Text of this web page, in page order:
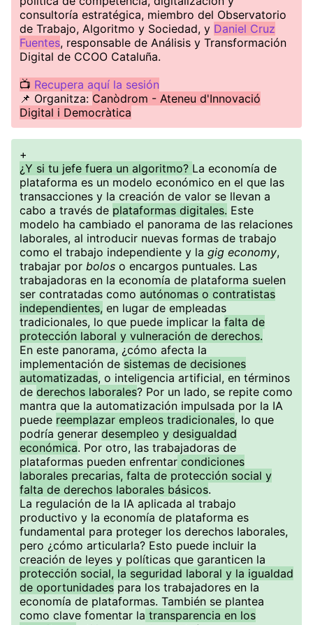
consultoría estratégica, miembro del Observatorio
de Trabajo, Algoritmo y Sociedad, y Daniel Cruz
Fuentes, responsable de Análisis y Transformación
Digital de CCOO Cataluña.
📺 Recupera aquí la sesión
📌 Organitza: Canòdrom - Ateneu d'Innovació
Digital i Democràtica
+
¿Y si tu jefe fuera un algoritmo? La economía de
plataforma es un modelo económico en el que las
transacciones y la creación de valor se llevan a
cabo a través de plataformas digitales. Este
modelo ha cambiado el panorama de las relaciones
laborales, al introducir nuevas formas de trabajo
como el trabajo independiente y la gig economy,
trabajar por bolos o encargos puntuales. Las
trabajadoras en la economía de plataforma suelen
ser contratadas como autónomas o contratistas
independientes, en lugar de empleadas
tradicionales, lo que puede implicar la falta de
protección laboral y vulneración de derechos.
En este panorama, ¿cómo afecta la
implementación de sistemas de decisiones
automatizadas, o inteligencia artificial, en términos
de derechos laborales? Por un lado, se repite como
mantra que la automatización impulsada por la IA
puede reemplazar empleos tradicionales, lo que
podría generar desempleo y desigualdad
económica. Por otro, las trabajadoras de
plataformas pueden enfrentar condiciones
laborales precarias, falta de protección social y
falta de derechos laborales básicos.
La regulación de la IA aplicada al trabajo
productivo y la economía de plataforma es
fundamental para proteger los derechos laborales,
pero ¿cómo articularla? Esto puede incluir la
creación de leyes y políticas que garanticen la
protección social, la seguridad laboral y la igualdad
de oportunidades para los trabajadores en la
economía de plataformas. También se plantea
como clave fomentar la transparencia en los